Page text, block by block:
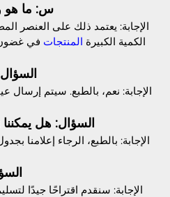
س: ما هو
الإجابة: يعتمد ذلك على العنصر
الكمية الكبيرة المنتجات
الإجابة: نعم، بالطبع. سيتم إرسال
السؤال: هل
الإجابة: بالطبع، الرجاء إعلامنا
الإجابة: سنقدم اقتراحًا جيدًا